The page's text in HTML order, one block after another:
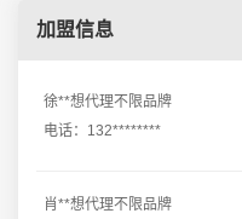
加盟信息
徐**想代理不限品牌
电话：132********
肖**想代理不限品牌